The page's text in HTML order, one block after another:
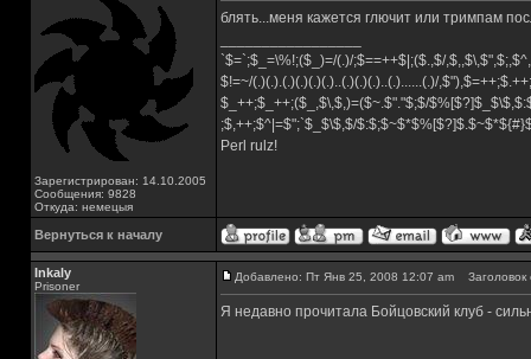
Зарегистрирован: 14.10.2005
Сообщения: 9828
Откуда: немецыя
блять...меня кажется глючит или тримпам
`$=`;$_=\%!;($_)=/(.)/;$==++$|;($.,$/
$!=~/(.)(.).(.)(.)(.)(.)..(.)(.)(.)..(.)......(.)/
$_++;$_++;($_,$\,$,)=($~.$"."$;$/
;$,++;$^|=$";`$_$\$,$/
Perl rulz!
Вернуться к началу
Inkaly
Prisoner
Добавлено: Пт Янв 25, 2008 12:07 am Заголовок
Я недавно прочитала Бойцовский клуб -